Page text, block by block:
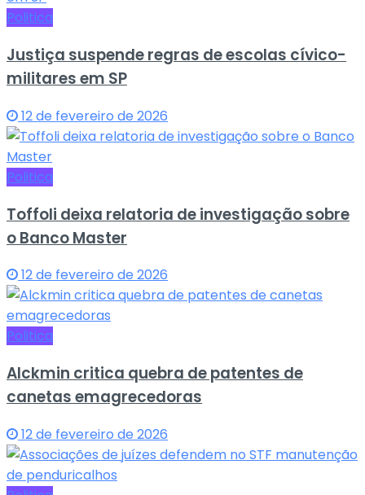
Politica
Justiça suspende regras de escolas cívico-
militares em SP
12 de fevereiro de 2026
Politica
Toffoli deixa relatoria de investigação sobre
o Banco Master
12 de fevereiro de 2026
Politica
Alckmin critica quebra de patentes de
canetas emagrecedoras
12 de fevereiro de 2026